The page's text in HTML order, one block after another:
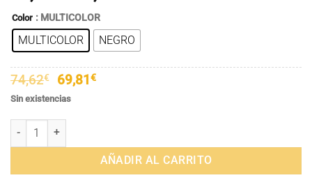
precios:
desde
Color : MULTICOLOR
MULTICOLOR NEGRO
74,62€
El
precio
original
era:
74,62€.
69,81€El
Sin existencias
Mochila de Cuero Genuino para Mujer - Impermeable, Ideal para
AÑADIR AL CARRITO